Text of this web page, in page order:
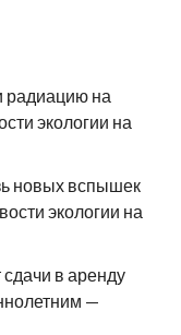
радиацию на
экологии на
новых вспышек
экологии на
сдачи в аренду
—